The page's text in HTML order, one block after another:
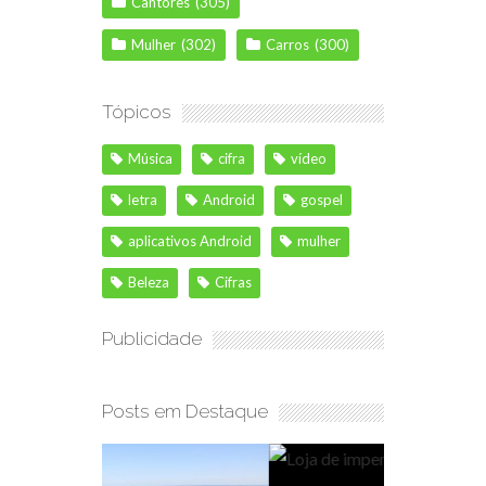
Mulher (302) Carros (300)
Tópicos
Música cifra vídeo
letra Android gospel
aplicativos Android mulher
Beleza Cifras
Publicidade
Posts em Destaque